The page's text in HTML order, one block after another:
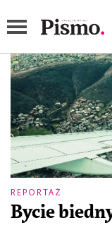
REPORTAŻ
Bycie